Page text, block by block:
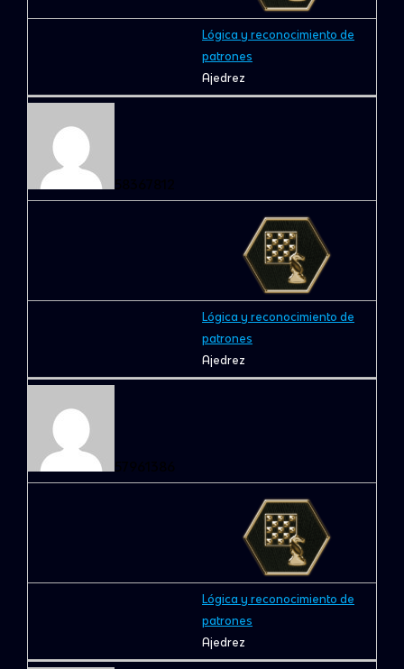
Lógica y reconocimiento de
patrones
Ajedrez
Lógica y reconocimiento de
patrones
Ajedrez
Lógica y reconocimiento de
patrones
Ajedrez